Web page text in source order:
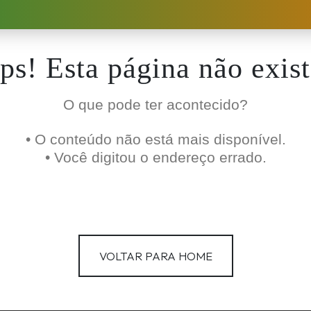
Esta página não
O que pode ter acontecido?
• O conteúdo não está mais disponível.
• Você digitou o endereço errado.
VOLTAR PARA HOME